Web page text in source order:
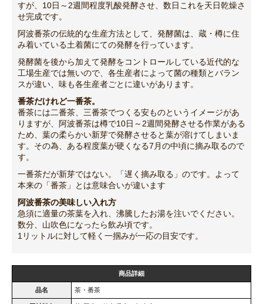
すが、10日～2週間程度乳酸発酵させ、数日これを天日乾燥さ
せ完成です。
阿波番茶の伝統的な生産方法として、発酵菌は、蔵・樽に住
み着いている土着菌にての発酵を行っています。
発酵菌を後から加えて発酵をコントロールしている近代的な
工場生産では無いので、各生産者によって菌の種類とバラン
スが違い、味も各生産者ごとに違いがあります。
番茶だけれど一番茶。
番茶には二番茶、三番茶でつくる安ものというイメージがあ
りますが、阿波番茶は樽で10日～2週間発酵させる作業がある
ため、葉の柔らかい新芽で発酵させると葉が溶けてしまいま
す。その為、ある程度葉が硬くなる7月の中頃に摘み取るので
す。
一番茶だが新芽ではない。「遅く摘み取る」のです。よって
本来の「番茶」とは意味合いが違います
阿波番茶の美味しい入れ方
急須に適量の茶葉を入れ、沸騰したお湯を注いでください。
数分、山吹色になったら飲み頃です。
1リットルに対して軽く一掴みが一応の目安です。
商品詳細
品名 茶・番茶